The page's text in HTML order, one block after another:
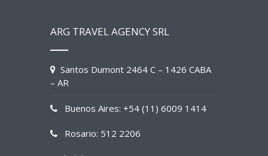
ARG TRAVEL AGENCY SRL
Santos Dumont 2464 C – 1426 CABA
– AR
Buenos Aires: +54 (11) 6009 1414
Rosario: 512 2206